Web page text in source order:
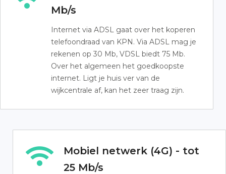
Mb/s
Internet via ADSL gaat over het koperen
telefoondraad van KPN. Via ADSL mag je
rekenen op 30 Mb, VDSL biedt 75 Mb.
Over het algemeen het goedkoopste
internet. Ligt je huis ver van de
wijkcentrale af, kan het zeer traag zijn.
Mobiel netwerk (4G) - tot
25 Mb/s